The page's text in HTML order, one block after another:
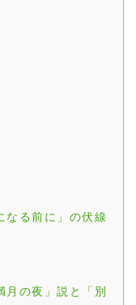
なる前に」の伏線
の夜」説と「別